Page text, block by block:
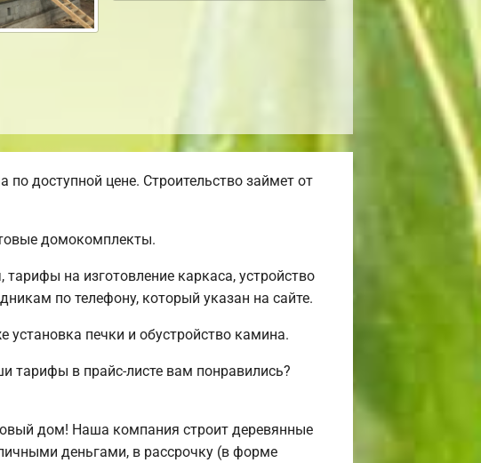
доступной цене. Строительство займет от
домокомплекты.
на изготовление каркаса, устройство
по телефону, который указан на сайте.
установка печки и обустройство камина.
тарифы в прайс-листе вам понравились?
дом! Наша компания строит деревянные
деньгами, в рассрочку (в форме